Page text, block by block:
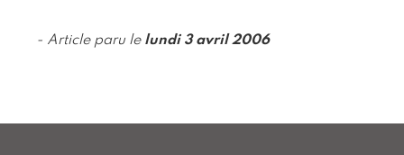
- Article paru le lundi 3 avril 2006